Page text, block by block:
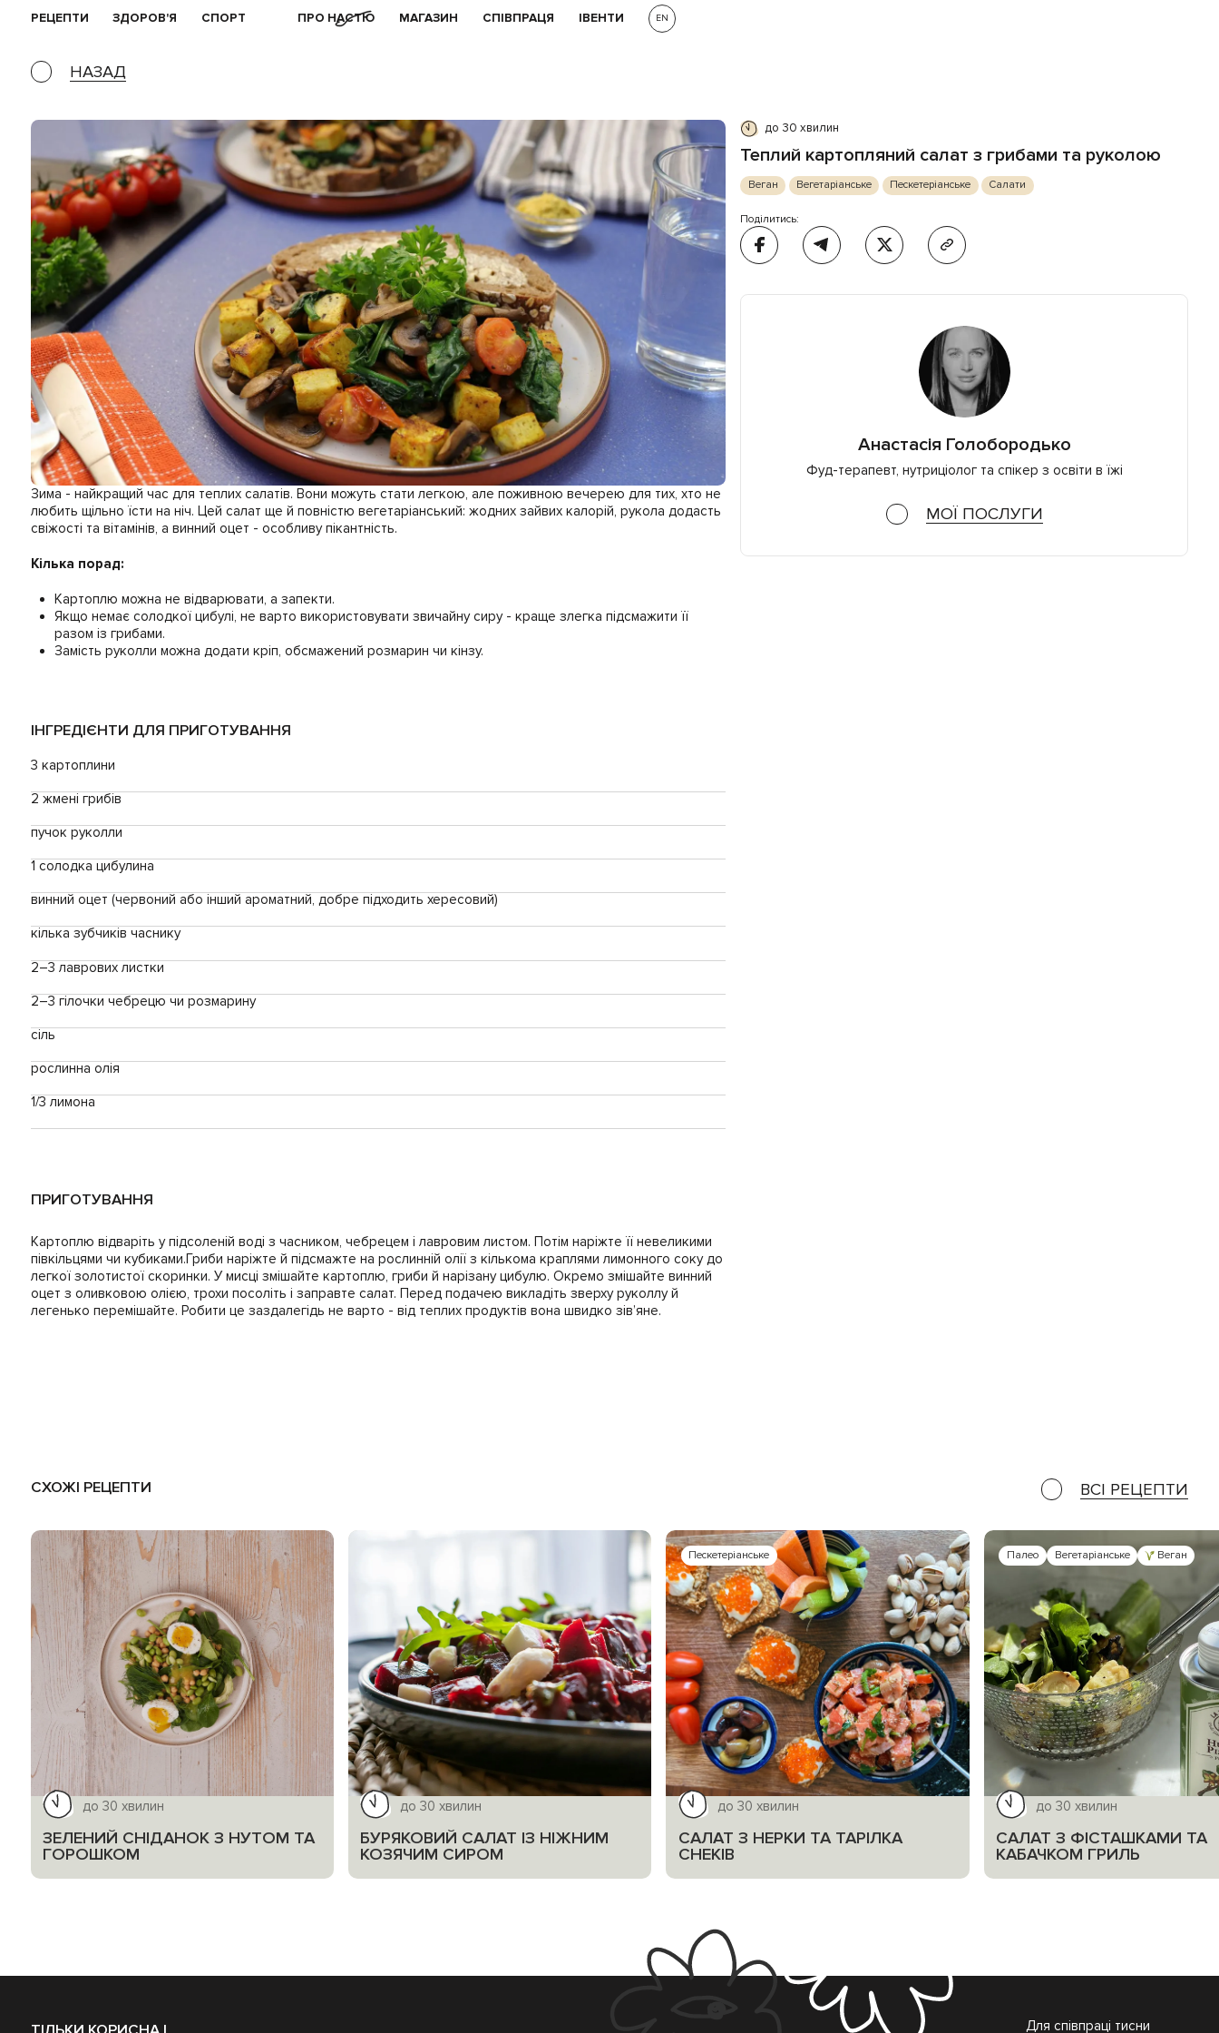
EN
РЕЦЕПТИ ЗДОРОВ'Я СПОРТ ПРО НАСТЮ МАГАЗИН СПІВПРАЦЯ ІВЕНТИ
НАЗАД
Зима - найкращий час для теплих салатів. Вони можуть стати легкою, але поживною вечерею для тих, хто не
любить щільно їсти на ніч. Цей салат ще й повністю вегетаріанський: жодних зайвих калорій, рукола додасть
свіжості та вітамінів, а винний оцет - особливу пікантність.
Кілька порад:
Картоплю можна не відварювати, а запекти.
Якщо немає солодкої цибулі, не варто використовувати звичайну сиру - краще злегка підсмажити її
разом із грибами.
Замість руколли можна додати кріп, обсмажений розмарин чи кінзу.
ІНГРЕДІЄНТИ ДЛЯ ПРИГОТУВАННЯ
3 картоплини
2 жмені грибів
пучок руколли
1 солодка цибулина
винний оцет (червоний або інший ароматний, добре підходить хересовий)
кілька зубчиків часнику
2–3 лаврових листки
2–3 гілочки чебрецю чи розмарину
сіль
рослинна олія
1/3 лимона
ПРИГОТУВАННЯ
Картоплю відваріть у підсоленій воді з часником, чебрецем і лавровим листом. Потім наріжте її невеликими
півкільцями чи кубиками.Гриби наріжте й підсмажте на рослинній олії з кількома краплями лимонного соку до
легкої золотистої скоринки. У мисці змішайте картоплю, гриби й нарізану цибулю. Окремо змішайте винний
оцет з оливковою олією, трохи посоліть і заправте салат. Перед подачею викладіть зверху руколлу й
легенько перемішайте. Робити це заздалегідь не варто - від теплих продуктів вона швидко зів’яне.
до 30 хвилин
Теплий картопляний салат з грибами та руколою
Веган Вегетаріанське Пескетеріанське Салати
Поділитись:
Анастасія Голобородько
Фуд-терапевт, нутриціолог та спікер з освіти в їжі
МОЇ ПОСЛУГИ
СХОЖІ РЕЦЕПТИ ВСІ РЕЦЕПТИ
до 30 хвилин
ЗЕЛЕНИЙ СНІДАНОК З НУТОМ ТА
ГОРОШКОМ
до 30 хвилин
БУРЯКОВИЙ САЛАТ ІЗ НІЖНИМ
КОЗЯЧИМ СИРОМ
Пескетеріанське
до 30 хвилин
САЛАТ З НЕРКИ ТА ТАРІЛКА
СНЕКІВ
Палео Вегетаріанське Веган
до 30 хвилин
САЛАТ З ФІСТАШКАМИ ТА
КАБАЧКОМ ГРИЛЬ
Для співпраці тисни